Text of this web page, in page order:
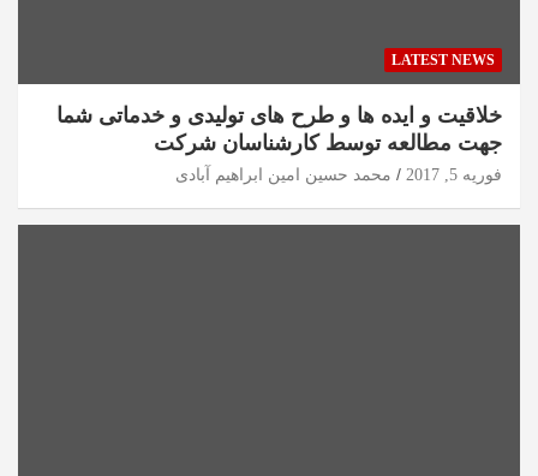
LATEST NEWS
خلاقیت و ایده ها و طرح های تولیدی و خدماتی شما
جهت مطالعه توسط کارشناسان شرکت
فوریه 5, 2017 محمد حسین امین ابراهیم آبادی